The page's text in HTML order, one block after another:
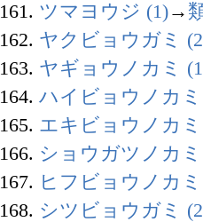
161. ツマヨウジ (1)→
162. ヤクビョウガミ
163. ヤギョウノカミ
164. ハイビョウノカ
165. エキビョウノカ
166. ショウガツノカ
167. ヒフビョウノカ
168. シツビョウガミ